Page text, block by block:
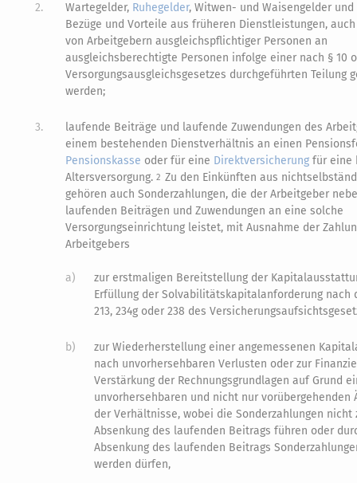
2. Wartegelder, Ruhegelder, Witwen- und Waisengelder
Bezüge und Vorteile aus früheren Dienstleistungen,
von Arbeitgebern ausgleichspflichtiger Personen an
ausgleichsberechtigte Personen infolge einer nach § 10
Versorgungsausgleichsgesetzes durchgeführten Teilung
werden;
3.
laufende Beiträge und laufende Zuwendungen des
einem bestehenden Dienstverhältnis an einen
Pensionskasse oder für eine Direktversicherung für eine
Altersversorgung.2 Zu den Einkünften aus
gehören auch Sonderzahlungen, die der Arbeitgeber
laufenden Beiträgen und Zuwendungen an eine solche
Versorgungseinrichtung leistet, mit Ausnahme der
Arbeitgebers
a)
zur erstmaligen Bereitstellung der
Erfüllung der Solvabilitätskapitalanforderung nach
213, 234g oder 238 des
b)
zur Wiederherstellung einer angemessenen
nach unvorhersehbaren Verlusten oder zur
Verstärkung der Rechnungsgrundlagen auf Grund
unvorhersehbaren und nicht nur vorübergehenden
der Verhältnisse, wobei die Sonderzahlungen nicht
Absenkung des laufenden Beitrags führen oder
Absenkung des laufenden Beitrags
werden dürfen,